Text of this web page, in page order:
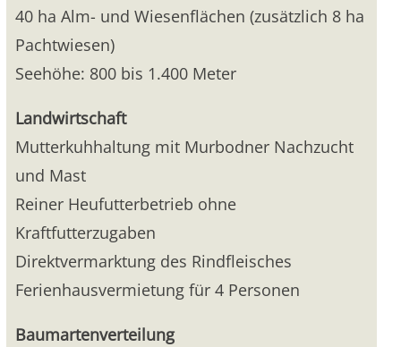
40 ha Alm- und Wiesenflächen (zusätzlich 8 ha
Pachtwiesen)
Seehöhe: 800 bis 1.400 Meter
Landwirtschaft
Mutterkuhhaltung mit Murbodner Nachzucht
und Mast
Reiner Heufutterbetrieb ohne
Kraftfutterzugaben
Direktvermarktung des Rindfleisches
Ferienhausvermietung für 4 Personen
Baumartenverteilung